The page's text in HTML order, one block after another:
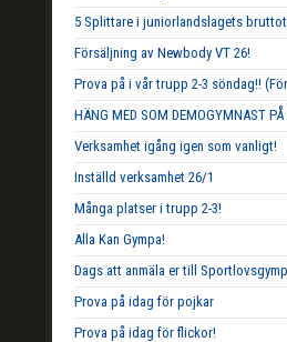
5 Splittare i juniorlandslagets
Försäljning av Newbody VT 26!
Prova på i vår trupp 2-3 söndag!!
HÄNG MED SOM DEMOGYMNAST PÅ
Verksamhet igång igen som vanligt!
Inställd verksamhet 26/1
Många platser i trupp 2-3!
Alla Kan Gympa!
Dags att anmäla er till
Prova på idag för pojkar
Prova på idag för flickor!